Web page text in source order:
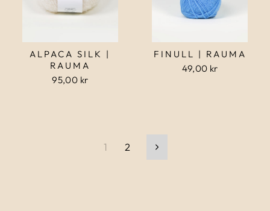
ALPACA SILK |
RAUMA
95,00 kr
FINULL | RAUMA
49,00 kr
1 2 Næste